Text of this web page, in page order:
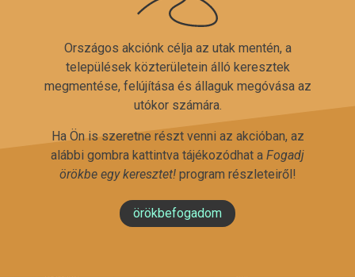
Országos akciónk célja az utak mentén, a
települések közterületein álló keresztek
megmentése, felújítása és állaguk megóvása az
utókor számára.
Ha Ön is szeretne részt venni az akcióban, az
alábbi gombra kattintva tájékozódhat a Fogadj
örökbe egy keresztet!program részleteiről!
örökbefogadom